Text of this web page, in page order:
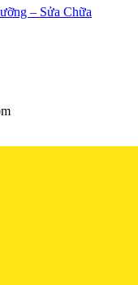
– Sửa Chữa